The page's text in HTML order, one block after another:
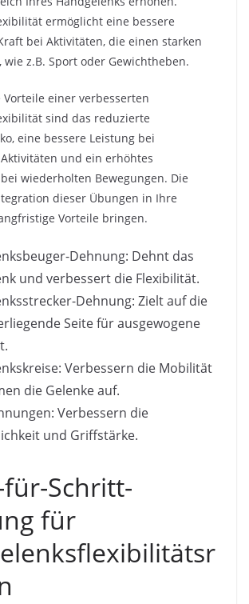
ermöglicht eine bessere
bei Aktivitäten, die einen starken
z.B. Sport oder Gewichtheben.
Vorteile einer verbesserten
sind das reduzierte
eine bessere Leistung bei
und ein erhöhtes
wiederholten Bewegungen. Die
dieser Übungen in Ihre
Vorteile bringen.
Dehnung: Dehnt das
und verbessert die Flexibilität.
Dehnung: Zielt auf die
Seite für ausgewogene
Verbessern die Mobilität
die Gelenke auf.
Verbessern die
und Griffstärke.
Schritt-
für